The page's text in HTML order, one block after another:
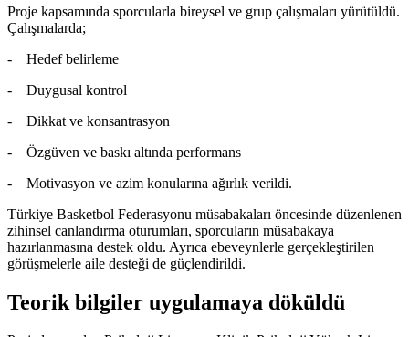
Proje kapsamında sporcularla bireysel ve grup çalışmaları yürütüldü.
Çalışmalarda;
- Hedef belirleme
- Duygusal kontrol
- Dikkat ve konsantrasyon
- Özgüven ve baskı altında performans
- Motivasyon ve azim konularına ağırlık verildi.
Türkiye Basketbol Federasyonu müsabakaları öncesinde düzenlenen
zihinsel canlandırma oturumları, sporcuların müsabakaya
hazırlanmasına destek oldu. Ayrıca ebeveynlerle gerçekleştirilen
görüşmelerle aile desteği de güçlendirildi.
Teorik bilgiler uygulamaya döküldü